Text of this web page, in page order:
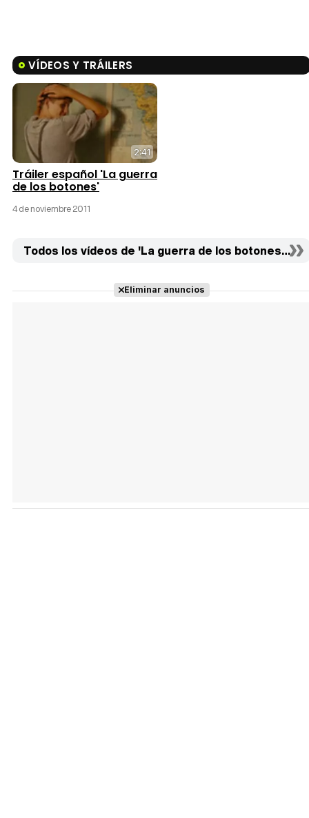
VÍDEOS Y TRÁILERS
2:41
Tráiler español 'La guerra
de los botones'
4 de noviembre 2011
Todos los vídeos de 'La guerra de los botones' (1)
Eliminar anuncios